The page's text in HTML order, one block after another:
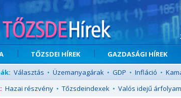
TŐZSDEI HÍREK GAZDASÁGI HÍREK
Választás • Üzemanyagárak • GDP • Infláció •
Hazai részvény • Tőzsdeindexek • Valós idejű